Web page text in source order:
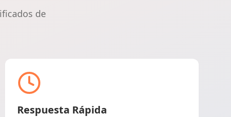
de
Respuesta Rápida